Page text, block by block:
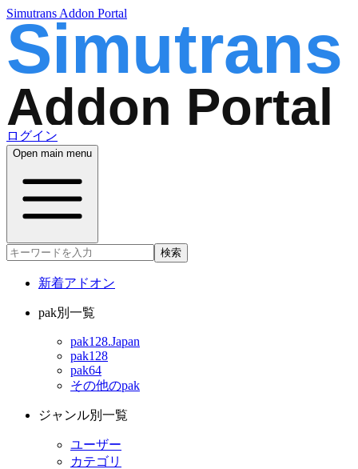
Simutrans Addon Portal
ログイン
Open main menu
検索
新着アドオン
pak別一覧
pak128.Japan
pak128
pak64
その他のpak
ジャンル別一覧
ユーザー
カテゴリ